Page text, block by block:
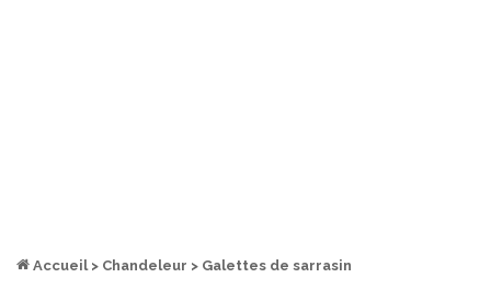
Accueil > Chandeleur > Galettes de sarrasin